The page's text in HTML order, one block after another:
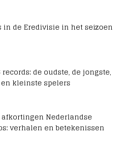
in de Eredivisie in het seizoen
records: de oudste, de jongste,
kleinste spelers
Nederlandse
verhalen en betekenissen